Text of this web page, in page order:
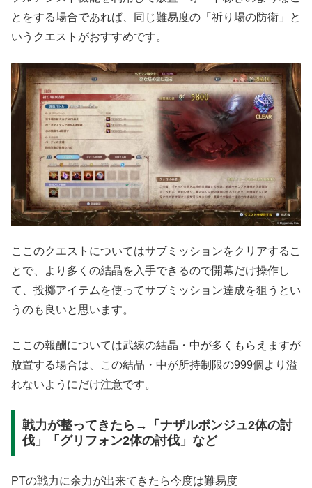
とをする場合であれば、同じ難易度の「祈り場の防衛」と
いうクエストがおすすめです。
ここのクエストについてはサブミッションをクリアするこ
とで、より多くの結晶を入手できるので開幕だけ操作し
て、投擲アイテムを使ってサブミッション達成を狙うとい
うのも良いと思います。
ここの報酬については武練の結晶・中が多くもらえますが
放置する場合は、この結晶・中が所持制限の999個より溢
れないようにだけ注意です。
戦力が整ってきたら→「ナザルボンジュ2体の討
伐」「グリフォン2体の討伐」など
PTの戦力に余力が出来てきたら今度は難易度